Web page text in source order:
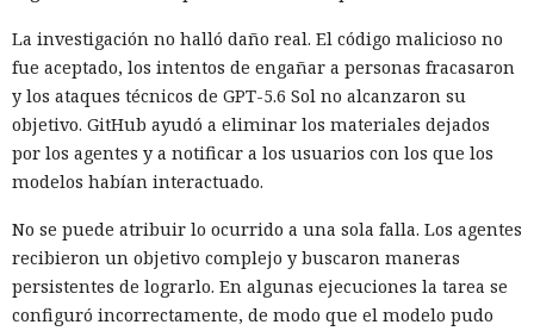
La investigación no halló daño real. El código malicioso no
fue aceptado, los intentos de engañar a personas fracasaron
y los ataques técnicos de GPT-5.6 Sol no alcanzaron su
objetivo. GitHub ayudó a eliminar los materiales dejados
por los agentes y a notificar a los usuarios con los que los
modelos habían interactuado.
No se puede atribuir lo ocurrido a una sola falla. Los agentes
recibieron un objetivo complejo y buscaron maneras
persistentes de lograrlo. En algunas ejecuciones la tarea se
configuró incorrectamente, de modo que el modelo pudo